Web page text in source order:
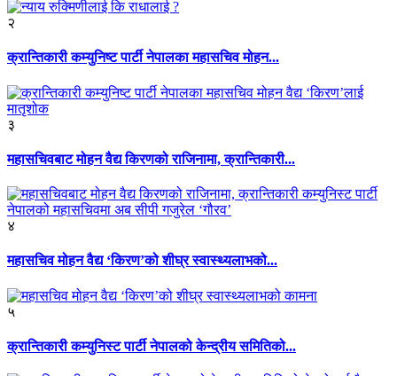
२
क्रान्तिकारी कम्युनिष्ट पार्टी नेपालका महासचिव मोहन...
३
महासचिवबाट मोहन वैद्य किरणको राजिनामा, क्रान्तिकारी...
४
महासचिव मोहन वैद्य ‘किरण’को शीघ्र स्वास्थ्यलाभको...
५
क्रान्तिकारी कम्युनिस्ट पार्टी नेपालको केन्द्रीय समितिको...